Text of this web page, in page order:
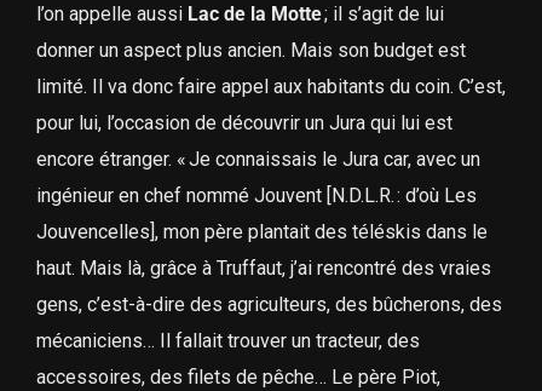
l’on appelle aussiLac de la Motte; il s’agit de lui
donner un aspect plus ancien. Mais son budget est
limité. Il va donc faire appel aux habitants du coin. C’est,
pour lui, l’occasion de découvrir un Jura qui lui est
encore étranger. « Je connaissais le Jura car, avec un
ingénieur en chef nommé Jouvent [N.D.L.R. : d’où Les
Jouvencelles], mon père plantait des téléskis dans le
haut. Mais là, grâce à Truffaut, j’ai rencontré des vraies
gens, c’est-à-dire des agriculteurs, des bûcherons, des
mécaniciens… Il fallait trouver un tracteur, des
accessoires, des filets de pêche… Le père Piot,